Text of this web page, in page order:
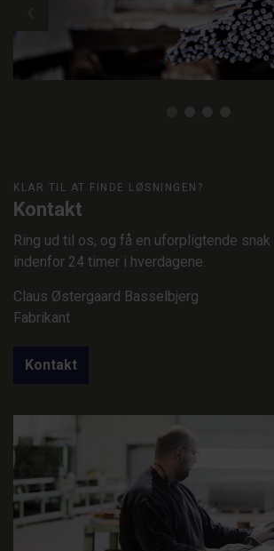
KLAR TIL AT FINDE LØSNINGEN?
Kontakt
Ring ud til os, og få en uforpligtende
indenfor 24 timer i hverdagene.
Claus Østergaard Basselbjerg
Fabrikant
Kontakt